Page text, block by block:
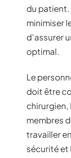
du
minimiser
d’assurer
optimal.
Le
doit être
chirurgien,
membres
travailler
sécurité et